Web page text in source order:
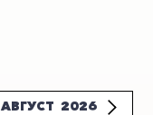
АВГУСТ 2026